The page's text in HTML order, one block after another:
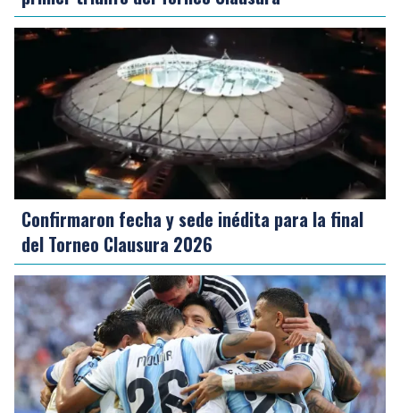
Confirmaron fecha y sede inédita para la final
del Torneo Clausura 2026